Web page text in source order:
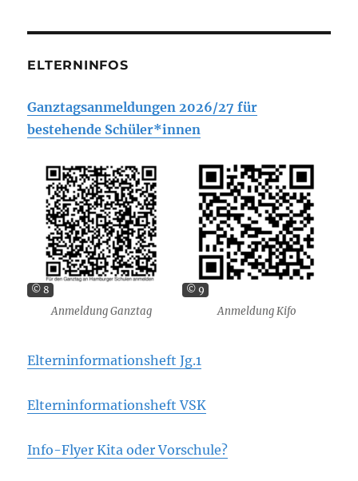
ELTERNINFOS
Ganztagsanmeldungen 2026/27 für
bestehende Schüler*innen
© 8
Anmeldung Ganztag
© 9
Anmeldung Kifo
Elterninformationsheft Jg.1
Elterninformationsheft VSK
Info-Flyer Kita oder Vorschule?